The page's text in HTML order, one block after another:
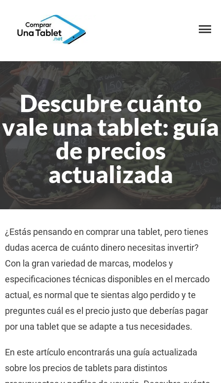
Descubre cuánto
vale una tablet: guía
de precios
actualizada
¿Estás pensando en comprar una tablet, pero tienes
dudas acerca de cuánto dinero necesitas invertir?
Con la gran variedad de marcas, modelos y
especificaciones técnicas disponibles en el mercado
actual, es normal que te sientas algo perdido y te
preguntes cuál es el precio justo que deberías pagar
por una tablet que se adapte a tus necesidades.
En este artículo encontrarás una guía actualizada
sobre los precios de tablets para distintos